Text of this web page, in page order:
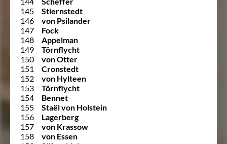
145
Stiernstedt
146
von Psilander
147
Fock
148
Appelman
149
Törnflycht
150
von Otter
151
Cronstedt
152
von Hylteen
153
Törnflycht
154
Bennet
155
Staël von Holstein
156
Lagerberg
157
von Krassow
158
von Essen